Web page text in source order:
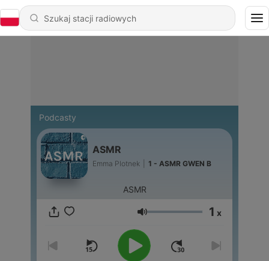
Podcasty
ASMR
Emma Plotnek 1 - ASMR GWEN B
ASMR
Głośność 1 x